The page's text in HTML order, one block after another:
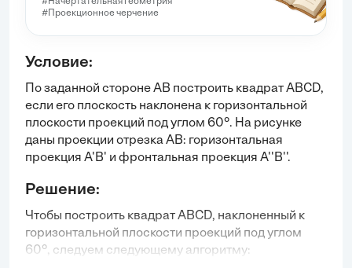
#Проекционное черчение
Условие:
По заданной стороне AB построить квадрат ABCD,
если его плоскость наклонена к горизонтальной
плоскости проекций под углом 60°. На рисунке
даны проекции отрезка AB: горизонтальная
проекция A'B' и фронтальная проекция A''B''.
Решение:
Чтобы построить квадрат ABCD, наклоненный к
горизонтальной плоскости проекций под углом
60°, следуем следующему алгоритму: